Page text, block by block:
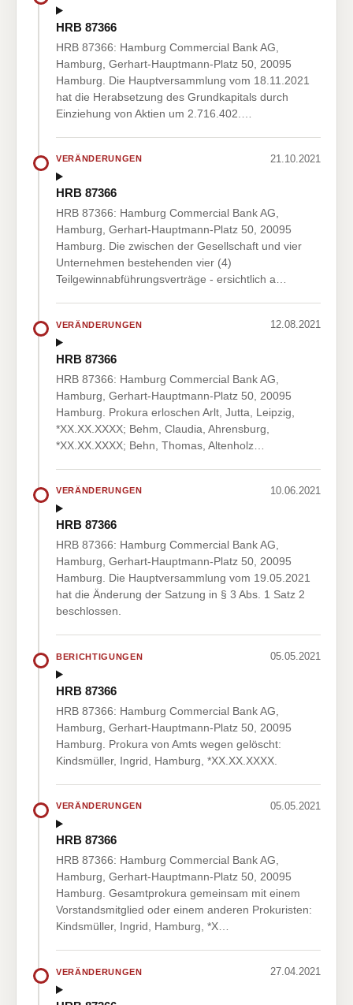
HRB 87366
HRB 87366: Hamburg Commercial Bank AG,
Hamburg, Gerhart-Hauptmann-Platz 50, 20095
Hamburg. Die Hauptversammlung vom 18.11.2021
hat die Herabsetzung des Grundkapitals durch
Einziehung von Aktien um 2.716.402.…
VERÄNDERUNGEN 21.10.2021
HRB 87366
HRB 87366: Hamburg Commercial Bank AG,
Hamburg, Gerhart-Hauptmann-Platz 50, 20095
Hamburg. Die zwischen der Gesellschaft und vier
Unternehmen bestehenden vier (4)
Teilgewinnabführungsverträge - ersichtlich a…
VERÄNDERUNGEN 12.08.2021
HRB 87366
HRB 87366: Hamburg Commercial Bank AG,
Hamburg, Gerhart-Hauptmann-Platz 50, 20095
Hamburg. Prokura erloschen Arlt, Jutta, Leipzig,
*XX.XX.XXXX; Behm, Claudia, Ahrensburg,
*XX.XX.XXXX; Behn, Thomas, Altenholz…
VERÄNDERUNGEN 10.06.2021
HRB 87366
HRB 87366: Hamburg Commercial Bank AG,
Hamburg, Gerhart-Hauptmann-Platz 50, 20095
Hamburg. Die Hauptversammlung vom 19.05.2021
hat die Änderung der Satzung in § 3 Abs. 1 Satz 2
beschlossen.
BERICHTIGUNGEN 05.05.2021
HRB 87366
HRB 87366: Hamburg Commercial Bank AG,
Hamburg, Gerhart-Hauptmann-Platz 50, 20095
Hamburg. Prokura von Amts wegen gelöscht:
Kindsmüller, Ingrid, Hamburg, *XX.XX.XXXX.
VERÄNDERUNGEN 05.05.2021
HRB 87366
HRB 87366: Hamburg Commercial Bank AG,
Hamburg, Gerhart-Hauptmann-Platz 50, 20095
Hamburg. Gesamtprokura gemeinsam mit einem
Vorstandsmitglied oder einem anderen Prokuristen:
Kindsmüller, Ingrid, Hamburg, *X…
VERÄNDERUNGEN 27.04.2021